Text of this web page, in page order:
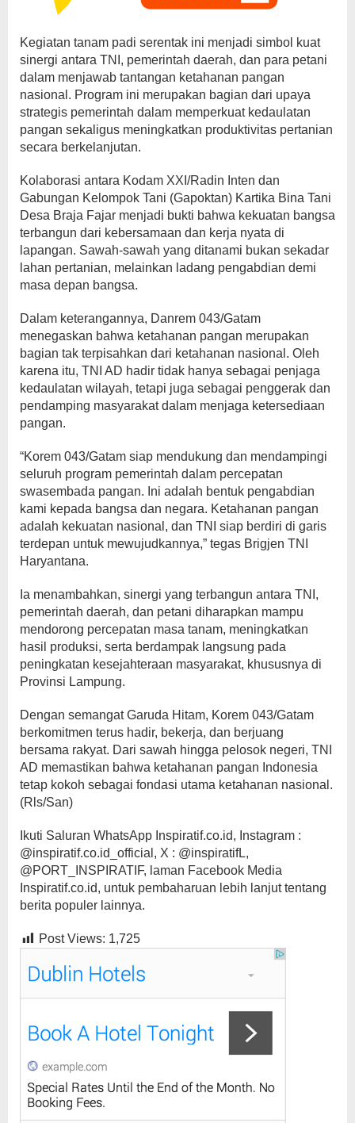
Kegiatan tanam padi serentak ini menjadi simbol kuat
sinergi antara TNI, pemerintah daerah, dan para petani
dalam menjawab tantangan ketahanan pangan
nasional. Program ini merupakan bagian dari upaya
strategis pemerintah dalam memperkuat kedaulatan
pangan sekaligus meningkatkan produktivitas pertanian
secara berkelanjutan.
Kolaborasi antara Kodam XXI/Radin Inten dan
Gabungan Kelompok Tani (Gapoktan) Kartika Bina Tani
Desa Braja Fajar menjadi bukti bahwa kekuatan bangsa
terbangun dari kebersamaan dan kerja nyata di
lapangan. Sawah-sawah yang ditanami bukan sekadar
lahan pertanian, melainkan ladang pengabdian demi
masa depan bangsa.
Dalam keterangannya, Danrem 043/Gatam
menegaskan bahwa ketahanan pangan merupakan
bagian tak terpisahkan dari ketahanan nasional. Oleh
karena itu, TNI AD hadir tidak hanya sebagai penjaga
kedaulatan wilayah, tetapi juga sebagai penggerak dan
pendamping masyarakat dalam menjaga ketersediaan
pangan.
“Korem 043/Gatam siap mendukung dan mendampingi
seluruh program pemerintah dalam percepatan
swasembada pangan. Ini adalah bentuk pengabdian
kami kepada bangsa dan negara. Ketahanan pangan
adalah kekuatan nasional, dan TNI siap berdiri di garis
terdepan untuk mewujudkannya,” tegas Brigjen TNI
Haryantana.
Ia menambahkan, sinergi yang terbangun antara TNI,
pemerintah daerah, dan petani diharapkan mampu
mendorong percepatan masa tanam, meningkatkan
hasil produksi, serta berdampak langsung pada
peningkatan kesejahteraan masyarakat, khususnya di
Provinsi Lampung.
Dengan semangat Garuda Hitam, Korem 043/Gatam
berkomitmen terus hadir, bekerja, dan berjuang
bersama rakyat. Dari sawah hingga pelosok negeri, TNI
AD memastikan bahwa ketahanan pangan Indonesia
tetap kokoh sebagai fondasi utama ketahanan nasional.
(Rls/San)
Ikuti Saluran WhatsApp Inspiratif.co.id, Instagram :
@inspiratif.co.id_official, X : @inspiratifL,
@PORT_INSPIRATIF, laman Facebook Media
Inspiratif.co.id, untuk pembaharuan lebih lanjut tentang
berita populer lainnya.
Post Views: 1,725